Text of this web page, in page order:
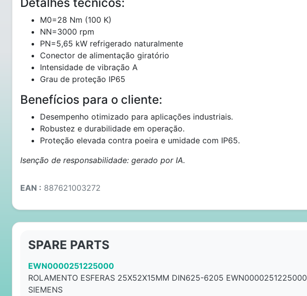
M0=28 Nm (100 K)
NN=3000 rpm
PN=5,65 kW refrigerado naturalmente
Conector de alimentação giratório
Intensidade de vibração A
Grau de proteção IP65
Benefícios para o cliente:
Desempenho otimizado para aplicações industriais.
Robustez e durabilidade em operação.
Proteção elevada contra poeira e umidade com IP65.
Isenção de responsabilidade: gerado por IA.
EAN : 887621003272
SPARE PARTS
EWN0000251225000
ROLAMENTO ESFERAS 25X52X15MM DIN625-6205 EWN0000251225000
SIEMENS